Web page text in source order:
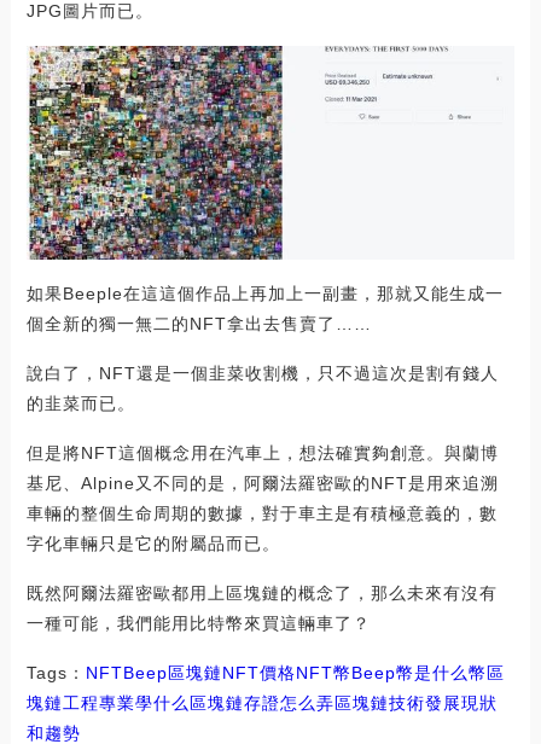
JPG圖片而已。
如果Beeple在這這個作品上再加上一副畫，那就又能生成一
個全新的獨一無二的NFT拿出去售賣了……
說白了，NFT還是一個韭菜收割機，只不過這次是割有錢人
的韭菜而已。
但是將NFT這個概念用在汽車上，想法確實夠創意。與蘭博
基尼、Alpine又不同的是，阿爾法羅密歐的NFT是用來追溯
車輛的整個生命周期的數據，對于車主是有積極意義的，數
字化車輛只是它的附屬品而已。
既然阿爾法羅密歐都用上區塊鏈的概念了，那么未來有沒有
一種可能，我們能用比特幣來買這輛車了？
Tags： NFTBeep區塊鏈NFT價格NFT幣Beep幣是什么幣區
塊鏈工程專業學什么區塊鏈存證怎么弄區塊鏈技術發展現狀
和趨勢